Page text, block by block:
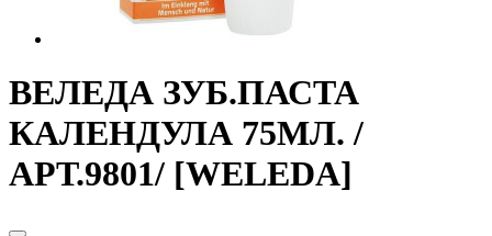
ВЕЛЕДА ЗУБ.ПАСТА
КАЛЕНДУЛА 75МЛ. /
АРТ.9801/ [WELEDA]